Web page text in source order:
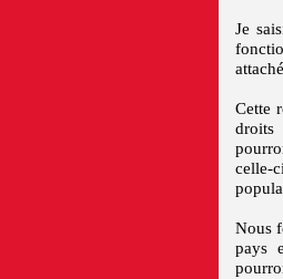
Je
Cette
droits
celle-
Nous
pays